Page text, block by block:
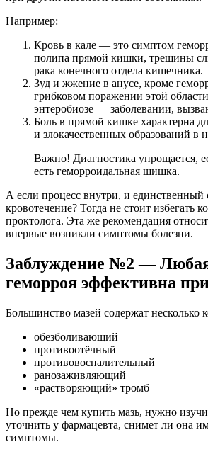
Например:
Кровь в кале — это симптом
полипа прямой кишки, трещины
рака конечного отдела кишечника.
Зуд и жжение в анусе, кроме
грибковом поражении этой
энтеробиозе — заболевании,
Боль в прямой кишке характерна
и злокачественных образований в
Важно! Диагностика упрощается,
есть геморроидальная шишка.
А если процесс внутри, и
кровотечение? Тогда не стоит избегать
проктолога. Эта же рекомендация
впервые возникли симптомы болезни.
Заблуждение №2 —
геморроя эффективна
Большинство мазей содержат несколько
обезболивающий
противоотёчный
противовоспалительный
ранозаживляющий
«растворяющий» тромб
Но прежде чем купить мазь, нужно
уточнить у фармацевта, снимет ли она
симптомы.